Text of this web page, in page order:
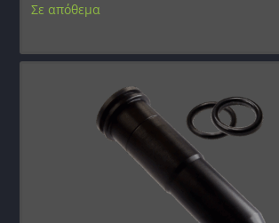
Σε απόθεμα